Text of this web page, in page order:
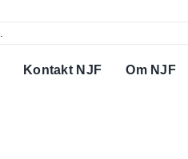
Kontakt NJF Om NJF